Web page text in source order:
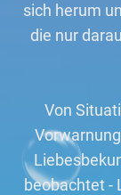
sich herum
die nur
Von
beobachtet -